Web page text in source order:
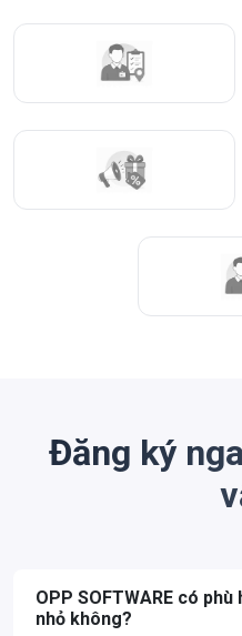
Đăng ký
OPP SOFTWARE có
nhỏ không?